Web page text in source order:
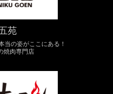
苑
当の姿がここにある！
焼肉専門店